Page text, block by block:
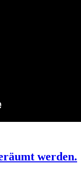
werden.